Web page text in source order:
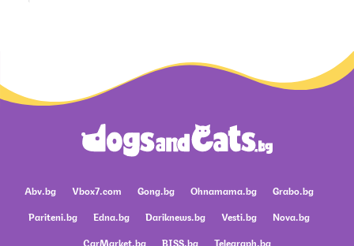
Abv.bg Vbox7.com Gong.bg Ohnamama.bg
Grabo.bg
Pariteni.bg
Edna.bg Dariknews.bg Vesti.bg
Nova.bg
CarMarket.bg
BISS.bg Telegraph.bg